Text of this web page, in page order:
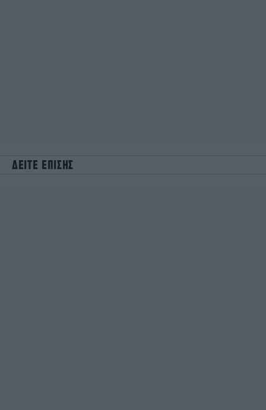
ΔΕΙΤΕ ΕΠΙΣΗΣ